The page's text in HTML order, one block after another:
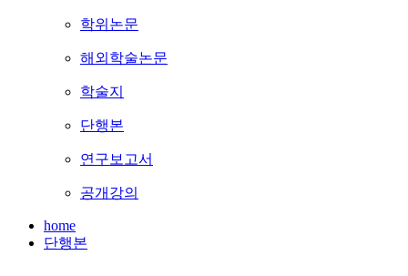
학위논문
해외학술논문
학술지
단행본
연구보고서
공개강의
home
단행본